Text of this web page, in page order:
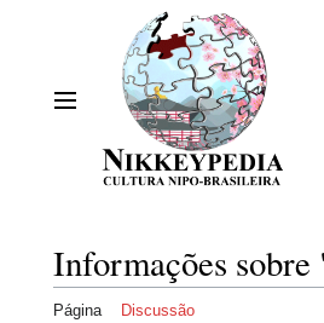
Menu principal
Informações
Página Discussão